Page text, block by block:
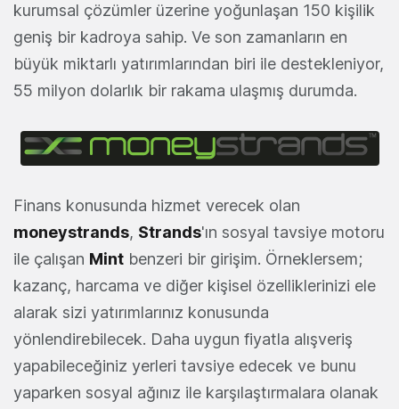
kurumsal çözümler üzerine yoğunlaşan 150 kişilik
geniş bir kadroya sahip. Ve son zamanların en
büyük miktarlı yatırımlarından biri ile destekleniyor,
55 milyon dolarlık bir rakama ulaşmış durumda.
Finans konusunda hizmet verecek olan
moneystrands, Strands'ın sosyal tavsiye motoru
ile çalışan Mint benzeri bir girişim. Örneklersem;
kazanç, harcama ve diğer kişisel özelliklerinizi ele
alarak sizi yatırımlarınız konusunda
yönlendirebilecek. Daha uygun fiyatla alışveriş
yapabileceğiniz yerleri tavsiye edecek ve bunu
yaparken sosyal ağınız ile karşılaştırmalara olanak